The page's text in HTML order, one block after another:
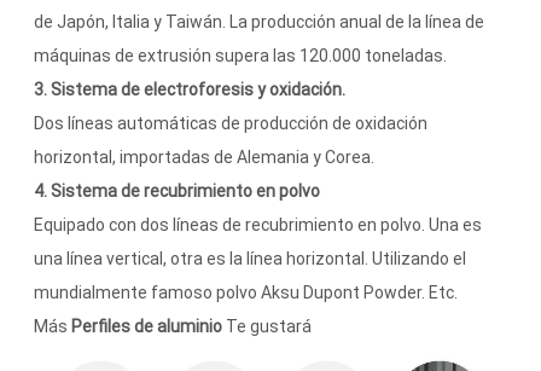
de Japón, Italia y Taiwán. La producción anual de la línea de
máquinas de extrusión supera las 120.000 toneladas.
3. Sistema de electroforesis y oxidación.
Dos líneas automáticas de producción de oxidación
horizontal, importadas de Alemania y Corea.
4. Sistema de recubrimiento en polvo
Equipado con dos líneas de recubrimiento en polvo. Una es
una línea vertical, otra es la línea horizontal. Utilizando el
mundialmente famoso polvo Aksu Dupont Powder. Etc.
Más Perfiles de aluminio Te gustará